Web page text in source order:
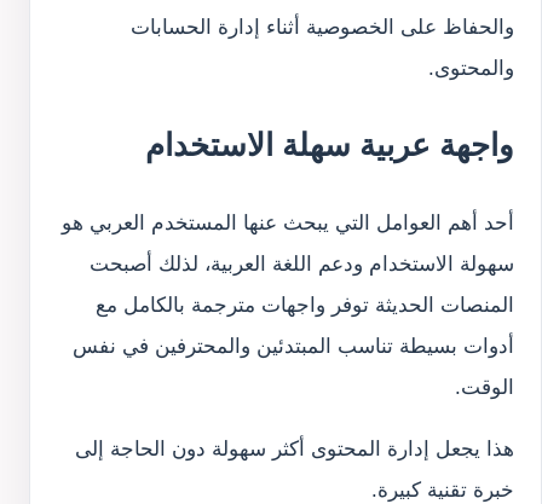
والحفاظ على الخصوصية أثناء إدارة الحسابات
والمحتوى.
واجهة عربية سهلة الاستخدام
أحد أهم العوامل التي يبحث عنها المستخدم العربي هو
سهولة الاستخدام ودعم اللغة العربية، لذلك أصبحت
المنصات الحديثة توفر واجهات مترجمة بالكامل مع
أدوات بسيطة تناسب المبتدئين والمحترفين في نفس
الوقت.
هذا يجعل إدارة المحتوى أكثر سهولة دون الحاجة إلى
خبرة تقنية كبيرة.